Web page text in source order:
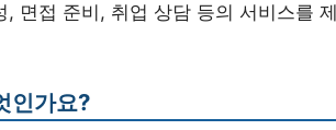
면접 준비, 취업 상담 등의 서비스를 제
인가요?